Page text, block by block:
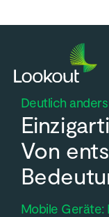
Deutlich anders
Von
Mobile Geräte: